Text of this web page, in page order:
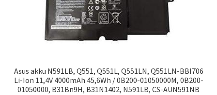
Asus akku N591LB, Q551, Q551L, Q551LN, Q551LN-BBI706
Li-Ion 11,4V 4000mAh 45,6Wh / 0B200-01050000M, 0B200-
01050000, B31Bn9H, B31N1402, N591LB, CS-AUN591NB